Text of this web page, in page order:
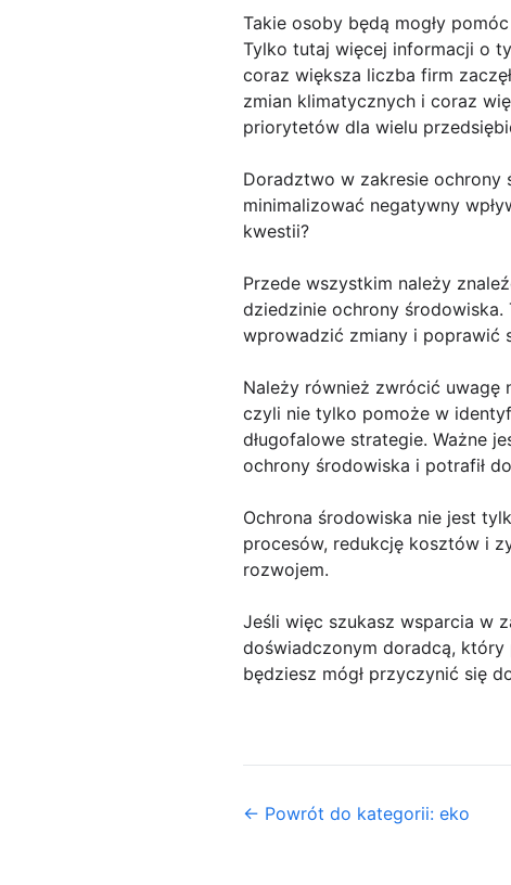
Takie osoby będą mogły
Tylko tutaj więcej informacji o
coraz większa liczba firm
zmian klimatycznych i coraz
priorytetów dla wielu
Doradztwo w zakresie
minimalizować negatywny
kwestii?
Przede wszystkim należy
dziedzinie ochrony
wprowadzić zmiany i poprawić
Należy również zwrócić uwagę
czyli nie tylko pomoże w
długofalowe strategie. Ważne
ochrony środowiska i potrafił
Ochrona środowiska nie jest
procesów, redukcję kosztów i
rozwojem.
Jeśli więc szukasz wsparcia w
doświadczonym doradcą,
będziesz mógł przyczynić się
← Powrót do kategorii: eko